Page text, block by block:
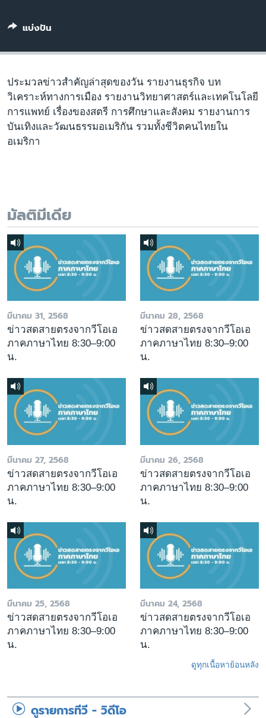
แบ่งปัน
ประมวลข่าวสำคัญล่าสุดของวัน รายงานธุรกิจ บท
วิเคราะห์ทางการเมือง รายงานวิทยาศาสตร์และเทคโนโลยี
การแพทย์ เรื่องของสตรี การศึกษาและสังคม รายงานการ
บันเทิงและวัฒนธรรมอเมริกัน รวมทั้งชีวิตคนไทยใน
อเมริกา
มัลติมีเดีย
มีนาคม 31, 2568
ข่าวสดสายตรงจากวีโอเอ
ภาคภาษาไทย 8:30–9:00
น.
มีนาคม 28, 2568
ข่าวสดสายตรงจากวีโอเอ
ภาคภาษาไทย 8:30–9:00
น.
มีนาคม 27, 2568
ข่าวสดสายตรงจากวีโอเอ
ภาคภาษาไทย 8:30–9:00
น.
มีนาคม 26, 2568
ข่าวสดสายตรงจากวีโอเอ
ภาคภาษาไทย 8:30–9:00
น.
มีนาคม 25, 2568
ข่าวสดสายตรงจากวีโอเอ
ภาคภาษาไทย 8:30–9:00
น.
มีนาคม 24, 2568
ข่าวสดสายตรงจากวีโอเอ
ภาคภาษาไทย 8:30–9:00
น.
ดูทุกเนื้อหาย้อนหลัง
ดูรายการทีวี - วิดีโอ